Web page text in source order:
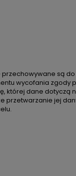
przechowywane są do
wycofania zgody
której dane dotyczą
przetwarzanie jej